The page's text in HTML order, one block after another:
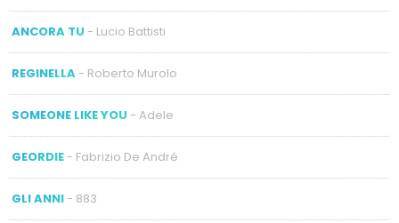
ANCORA TU - Lucio Battisti
REGINELLA- Roberto Murolo
SOMEONE LIKE YOU - Adele
GEORDIE- Fabrizio De André
GLI ANNI- 883